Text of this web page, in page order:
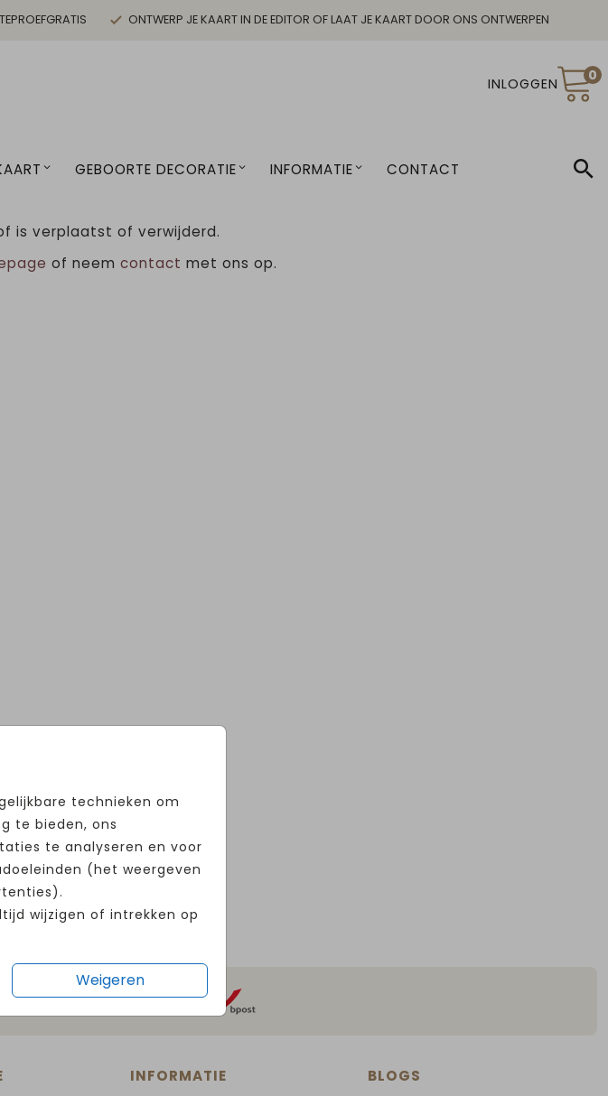
ONTWERP JE KAART IN DE EDITOR OF LAAT JE KAART DOOR ONS ONTWERPEN
INLOGGEN 0
GEBOORTE DECORATIE INFORMATIE CONTACT
technieken om
te bieden, ons
te analyseren en voor
(het weergeven
wijzigen of intrekken op
Weigeren
is verplaatst of verwijderd.
of neemcontact met ons op.
INFORMATIE BLOGS